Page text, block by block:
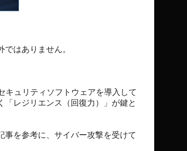
はありません。
キュリティソフトウェアを導入して
レジリエンス（回復力）」が鍵と
を参考に、サイバー攻撃を受けて